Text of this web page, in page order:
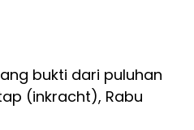
bukti dari puluhan
(inkracht), Rabu